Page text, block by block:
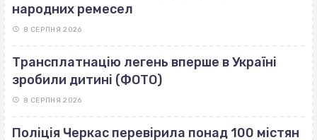
народних ремесел
8 СЕРПНЯ 2026
Трансплатнацію легень вперше в Україні
зробили дитині (ФОТО)
8 СЕРПНЯ 2026
Поліція Черкас перевірила понад 100 містян